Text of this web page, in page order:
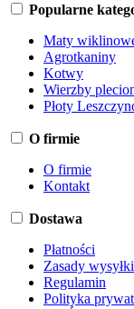
Popularne
Maty
Agrotkaniny
Kotwy
Wierzby
Płoty
O firmie
O firmie
Kontakt
Dostawa
Płatności
Zasady wysyłki
Regulamin
Polityka